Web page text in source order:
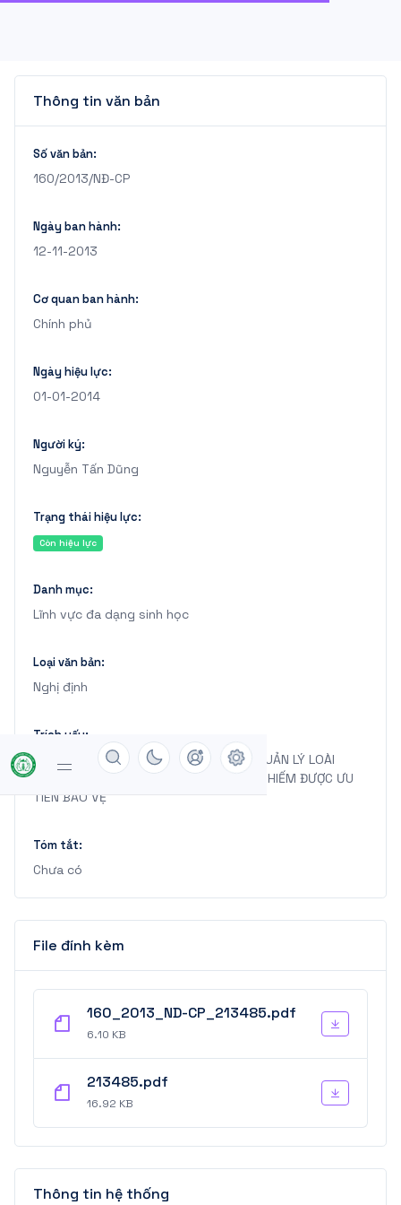
Thông tin văn bản
Số văn bản:
160/2013/NĐ-CP
Ngày ban hành:
12-11-2013
Cơ quan ban hành:
Chính phủ
Ngày hiệu lực:
01-01-2014
Người ký:
Nguyễn Tấn Dũng
Trạng thái hiệu lực:
Còn hiệu lực
Danh mục:
Lĩnh vực đa dạng sinh học
Loại văn bản:
Nghị định
Trích yếu:
VỀ TIÊU CHÍ XÁC ĐỊNH LOÀI VÀ CHẾ ĐỘ QUẢN LÝ LOÀI
THUỘC DANH MỤC LOÀI NGUY CẤP, QUÝ, HIẾM ĐƯỢC ƯU
TIÊN BẢO VỆ
Tóm tắt:
Chưa có
File đính kèm
160_2013_ND-CP_213485.pdf
6.10 KB
213485.pdf
16.92 KB
Thông tin hệ thống